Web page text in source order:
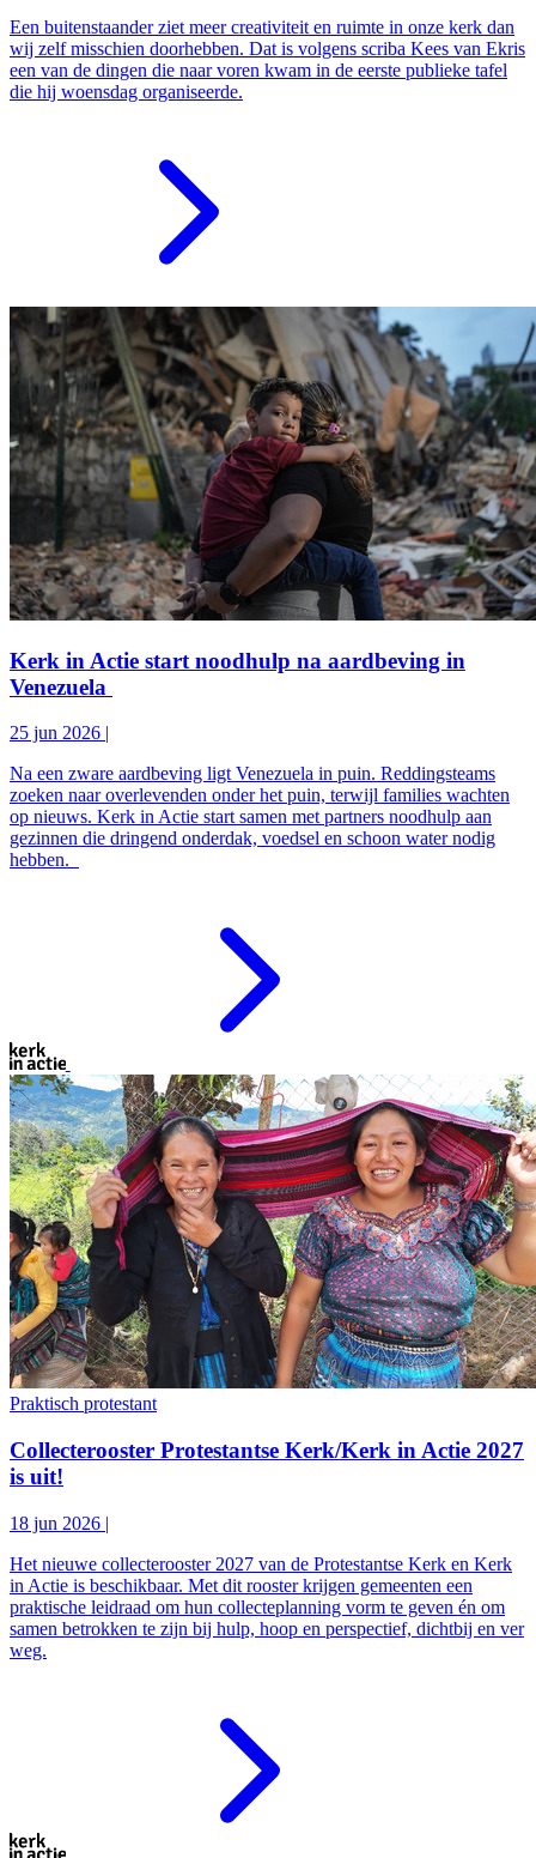
Een buitenstaander ziet meer creativiteit en ruimte in onze kerk dan
wij zelf misschien doorhebben. Dat is volgens scriba Kees van Ekris
een van de dingen die naar voren kwam in de eerste publieke tafel
die hij woensdag organiseerde.
Kerk in Actie start noodhulp na aardbeving in
Venezuela
25 jun 2026 |
Na een zware aardbeving ligt Venezuela in puin. Reddingsteams
zoeken naar overlevenden onder het puin, terwijl families wachten
op nieuws. Kerk in Actie start samen met partners noodhulp aan
gezinnen die dringend onderdak, voedsel en schoon water nodig
hebben.
Praktisch protestant
Collecterooster Protestantse Kerk/Kerk in Actie 2027
is uit!
18 jun 2026 |
Het nieuwe collecterooster 2027 van de Protestantse Kerk en Kerk
in Actie is beschikbaar. Met dit rooster krijgen gemeenten een
praktische leidraad om hun collecteplanning vorm te geven én om
samen betrokken te zijn bij hulp, hoop en perspectief, dichtbij en ver
weg.